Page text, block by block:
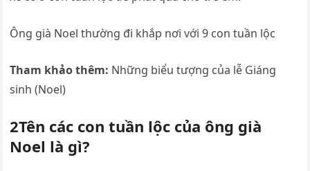
Ông già Noel thường đi khắp nơi với 9 con tuần lộc
Tham khảo thêm: Những biểu tượng của lễ Giáng
sinh (Noel)
2Tên các con tuần lộc của ông già
Noel là gì?